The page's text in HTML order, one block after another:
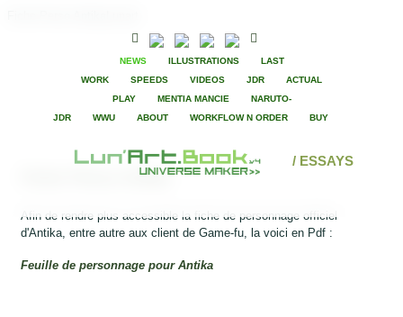
NEWS ILLUSTRATIONS
LAST
WORK
SPEEDS VIDEOS JDR
ACTUAL
PLAY
MENTIA MANCIE
NARUTO-
JDR
WWU ABOUT WORKFLOW N ORDER BUY
/ ESSAYS
Fiche Perso Antika
Afin de rendre plus accessible la fiche de personnage officiel
d'Antika, entre autre aux client de Game-fu, la voici en Pdf :
Feuille de personnage pour Antika